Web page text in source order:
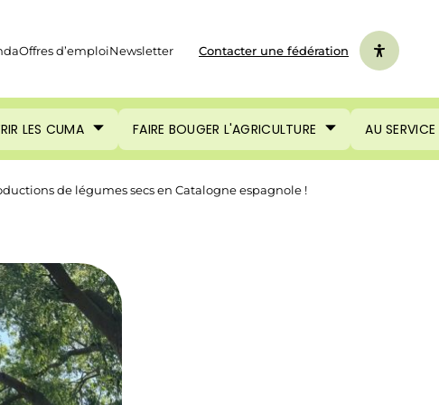
Offres d’emploiNewsletter Contacter une fédération
LES CUMA FAIRE BOUGER L'AGRICULTURE AU
de légumes secs en Catalogne espagnole !